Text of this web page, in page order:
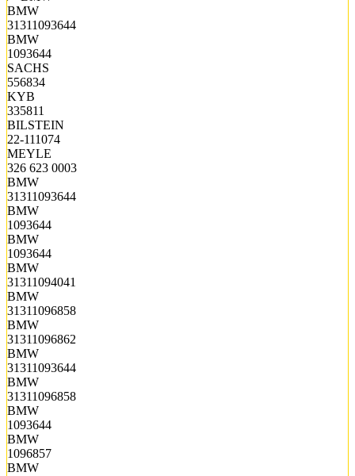
BMW
31311093644
BMW
1093644
SACHS
556834
KYB
335811
BILSTEIN
22-111074
MEYLE
326 623 0003
BMW
31311093644
BMW
1093644
BMW
1093644
BMW
31311094041
BMW
31311096858
BMW
31311096862
BMW
31311093644
BMW
31311096858
BMW
1093644
BMW
1096857
BMW